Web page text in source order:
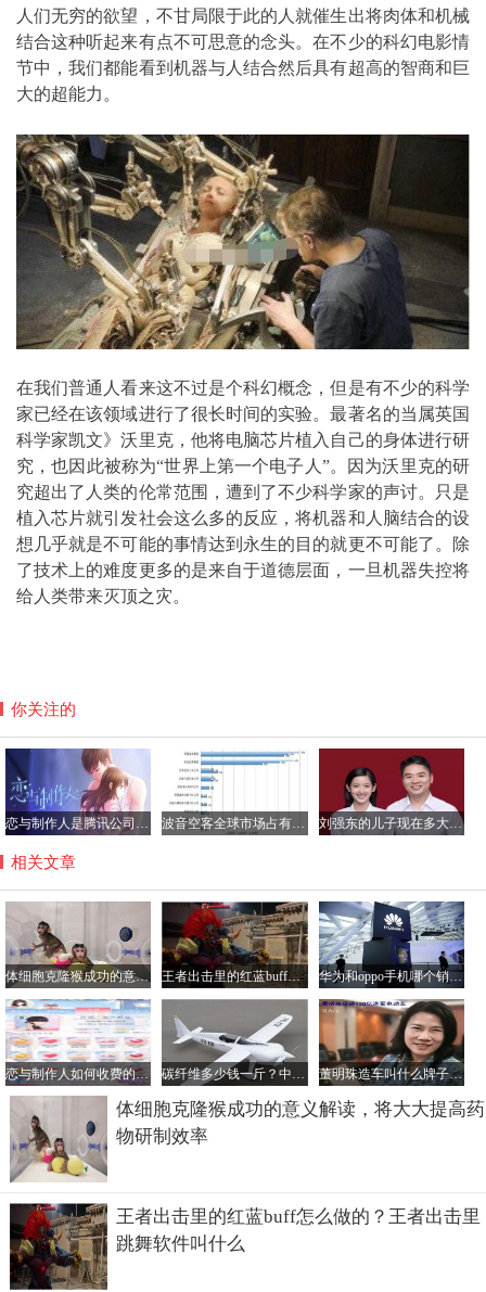
人们无穷的欲望，不甘局限于此的人就催生出将肉体和机械
结合这种听起来有点不可思意的念头。在不少的科幻电影情
节中，我们都能看到机器与人结合然后具有超高的智商和巨
大的超能力。
在我们普通人看来这不过是个科幻概念，但是有不少的科学
家已经在该领域进行了很长时间的实验。最著名的当属英国
科学家凯文》沃里克，他将电脑芯片植入自己的身体进行研
究，也因此被称为“世界上第一个电子人”。因为沃里克的研
究超出了人类的伦常范围，遭到了不少科学家的声讨。只是
植入芯片就引发社会这么多的反应，将机器和人脑结合的设
想几乎就是不可能的事情达到永生的目的就更不可能了。除
了技术上的难度更多的是来自于道德层面，一旦机器失控将
给人类带来灭顶之灾。
你关注的
刘强东的儿子现在多大了？刘强东儿子的妈妈是龚晓京吗
相关文章
体细胞克隆猴成功的意义解读，将大大提高药物研制效率 王者出击里的红蓝buff怎么做的？王者出击里跳舞软件叫什么 华为和oppo手机哪个销量好？华为手机与oppo性价比分析
恋与制作人如何收费的？不花钱可以玩吗？ 董明珠造车叫什么牌子？她的电动汽车一辆多少钱？
体细胞克隆猴成功的意义解读，将大大提高药
物研制效率
王者出击里的红蓝buff怎么做的？王者出击里
跳舞软件叫什么